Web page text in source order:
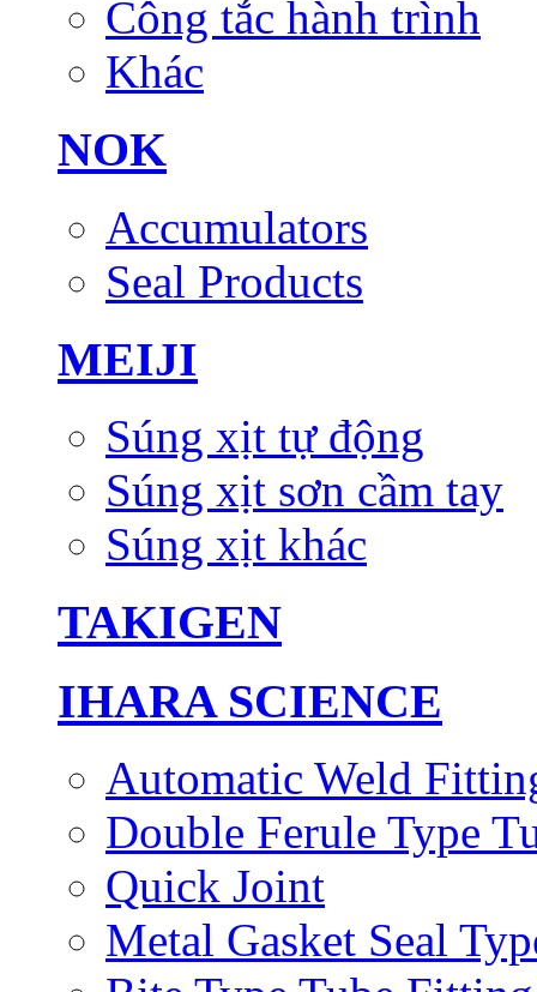
Công tắc hành trình
Khác
NOK
Accumulators
Seal Products
MEIJI
Súng xịt tự động
Súng xịt sơn cầm tay
Súng xịt khác
TAKIGEN
IHARA SCIENCE
Automatic Weld
Double Ferule Type
Quick Joint
Metal Gasket Seal